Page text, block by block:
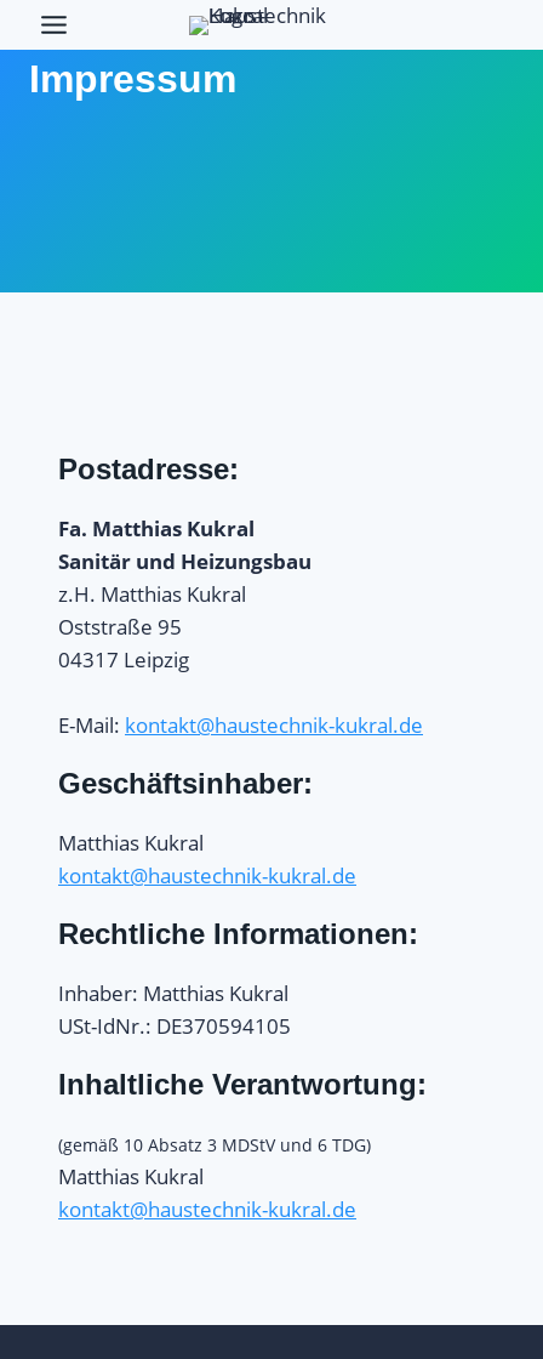
Zum
Inhalt
springen
Impressum
Postadresse:
Fa. Matthias Kukral
Sanitär und Heizungsbau
z.H. Matthias Kukral
Oststraße 95
04317 Leipzig
E-Mail: kontakt@haustechnik-kukral.de
Geschäftsinhaber:
Matthias Kukral
kontakt@haustechnik-kukral.de
Rechtliche Informationen:
Inhaber: Matthias Kukral
USt-IdNr.: DE370594105
Inhaltliche Verantwortung:
(gemäß 10 Absatz 3 MDStV und 6 TDG)
Matthias Kukral
kontakt@haustechnik-kukral.de